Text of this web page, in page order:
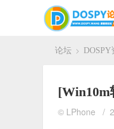
论坛 DOSPY
[Win10m
© LPhone /